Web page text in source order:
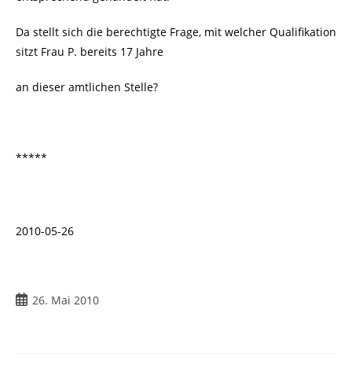
Da stellt sich die berechtigte Frage, mit welcher Qualifikation
sitzt Frau P. bereits 17 Jahre
an dieser amtlichen Stelle?
*****
2010-05-26
Beitrag26. Mai 2010